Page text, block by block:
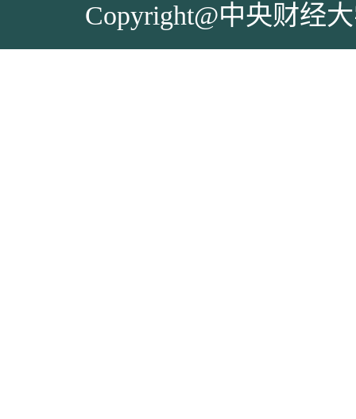
Copyright@中央财经